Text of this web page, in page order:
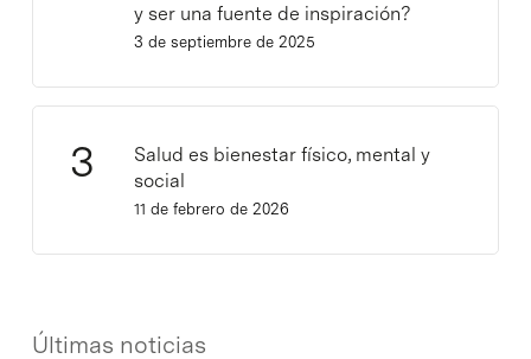
y ser una fuente de inspiración?
3 de septiembre de 2025
Salud es bienestar físico, mental y
social
11 de febrero de 2026
Últimas noticias